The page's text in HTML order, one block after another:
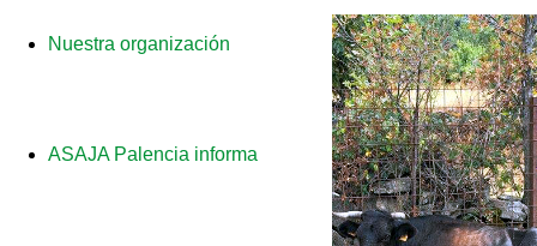
Nuestra organización
ASAJA Palencia informa